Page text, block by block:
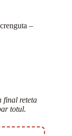
–
final reteta
totul.